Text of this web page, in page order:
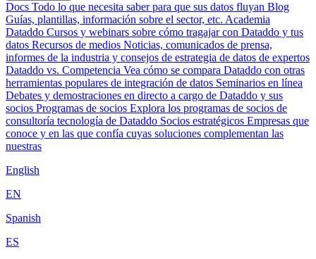
Docs Todo lo que necesita saber para que sus datos fluyan Blog
Guías, plantillas, información sobre el sector, etc. Academia
Dataddo Cursos y webinars sobre cómo tragajar con Dataddo y tus
datos Recursos de medios Noticias, comunicados de prensa,
informes de la industria y consejos de estrategia de datos de expertos
Dataddo vs. Competencia Vea cómo se compara Dataddo con otras
herramientas populares de integración de datos Seminarios en línea
Debates y demostraciones en directo a cargo de Dataddo y sus
socios Programas de socios Explora los programas de socios de
consultoría tecnología de Dataddo Socios estratégicos Empresas que
conoce y en las que confía cuyas soluciones complementan las
nuestras
English
EN
Spanish
ES